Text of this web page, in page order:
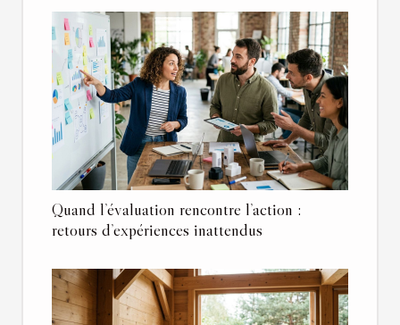
Quand l’évaluation rencontre l’action :
retours d’expériences inattendus